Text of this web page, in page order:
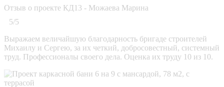
Отзыв о проекте КД13 - Можаева Марина
5/5
Выражаем величайшую благодарность бригаде строителей
Михаилу и Сергею, за их четкий, добросовестный, системный
труд. Профессионалы своего дела. Оценка их труду 10 из 10.